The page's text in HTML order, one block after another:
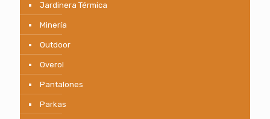
Jardinera Térmica
Minería
Outdoor
Overol
Pantalones
Parkas